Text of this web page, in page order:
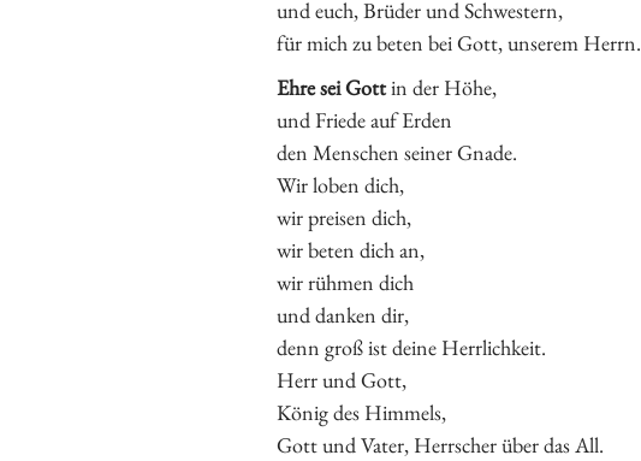
und euch, Brüder und Schwestern,
für mich zu beten bei Gott, unserem Herrn.
Ehre sei Gottin der Höhe,
und Friede auf Erden
den Menschen seiner Gnade.
Wir loben dich,
wir preisen dich,
wir beten dich an,
wir rühmen dich
und danken dir,
denn groß ist deine Herrlichkeit.
Herr und Gott,
König des Himmels,
Gott und Vater, Herrscher über das All.